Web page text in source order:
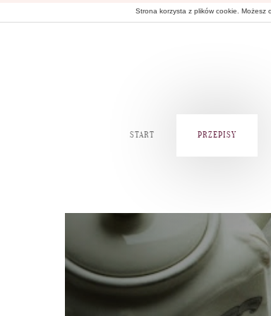
START PRZEPISY
Strona korzysta z plików cookie. Możesz